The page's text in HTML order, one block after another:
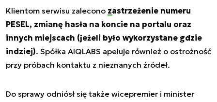
Klientom serwisu zalecono zastrzeżenie numeru
PESEL, zmianę hasła na koncie na portalu oraz
innych miejscach (jeżeli było wykorzystane gdzie
indziej). Spółka AIQLABS apeluje również o ostrożność
przy próbach kontaktu z nieznanych źródeł.
Do sprawy odniósł się także wicepremier i minister